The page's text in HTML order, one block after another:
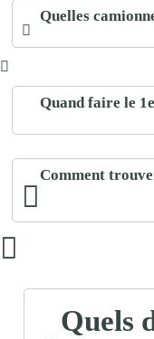
Quelles
Quand faire le
Comment
Quels